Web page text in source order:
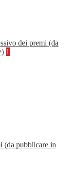
dei premi (da
1
(da pubblicare in